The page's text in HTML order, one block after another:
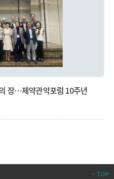
장…제약관악포럼 10주년
TOP